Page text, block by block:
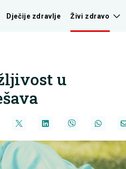
Dječije zdravlje Živi zdravo
u